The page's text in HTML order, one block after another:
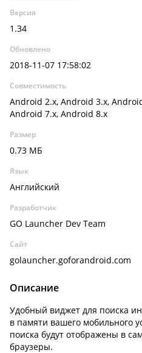
Версия
1.34
Обновлено
2018-11-07 17:58:02
Совместимость
Android 2.x, Android 3.x,
Android 7.x, Android 8.x
Размер
0.73 МБ
Язык
Английский
Разработчик
GO Launcher Dev Team
Сайт
golauncher.goforandroid.com
Описание
Удобный виджет для поиска
в памяти вашего мобильного
поиска будут отображены в
браузеры.